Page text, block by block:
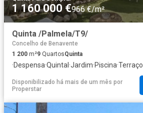
1 160 000 €966 €/m²
Quinta /Palmela/T9/
Concelho de Benavente
1 200 m²9 QuartosQuinta
·Despensa·Quintal ·Jardim·Piscina·Terraço
Disponibilizado há mais de um mês por
Properstar